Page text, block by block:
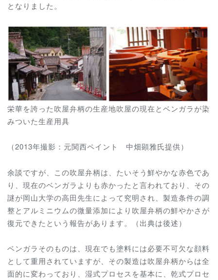
となりました。
栄華を誇った吹屋弁柄の生産地吹屋の現在とベンガラが染
みついた生産用具
（2013年撮影：元関西ペイント 中畑顕雅氏提供）
余談ですが、この吹屋弁柄は、たいそう鮮やかな赤色であ
り、現在のベンガラよりも赤かったと言われており、その
謎が岡山大学の高田先生によって究明され、製造条件の調
整とアルミニウムの微量添加により吹屋弁柄の鮮やかさが
復元できたという報告があります。（出典は後述）
ベンガラそのものは、現在でも塗料には必要不可欠な顔料
として重用されていますが、その製造は吹屋弁柄からは全
面的に変わっており、湿式プロセスを基本に、乾式プロセ